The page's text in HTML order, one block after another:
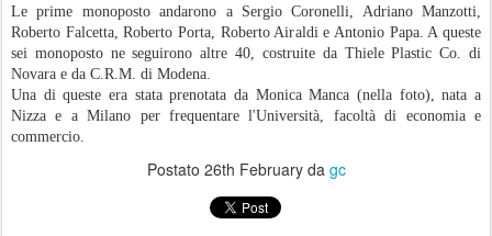
Le prime monoposto andarono a Sergio Coronelli, Adriano Manzotti,
Roberto Falcetta, Roberto Porta, Roberto Airaldi e Antonio Papa. A queste
sei monoposto ne seguirono altre 40, costruite da Thiele Plastic Co. di
Novara e da C.R.M. di Modena.
Una di queste era stata prenotata da Monica Manca (nella foto), nata a
Nizza e a Milano per frequentare l'Università, facoltà di economia e
commercio.
Postato 26th Februaryda gc